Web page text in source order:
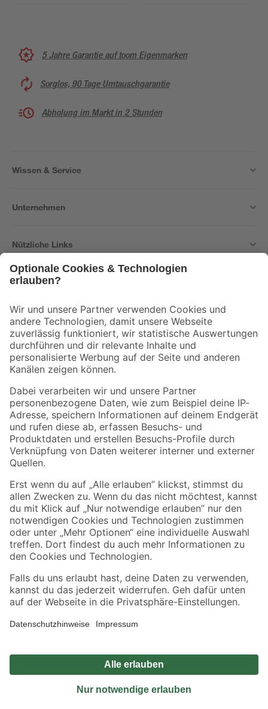
5 Jahre Garantie auf toom Eigenmarken
Sorglos, 90 Tage Umtauschgarantie
Abholung im Markt in 2 Stunden
Wissen & Service
Unternehmen
Nützliche Links
Der toom Newsletter: Keine Angebote und Aktionen mehr verpassen!
Zur Newsletter Anmeldung
Folge uns
Zahlungsarten Versandarten
Sicher einkaufen
Jetzt die toom-App herunterladen
Alle Preisangaben in EUR inkl. gesetzl. MwSt.. Die dargestellten Angebote sind unter
Umständen nicht in allen Märkten verfügbar. Die angegebenen Verfügbarkeiten beziehen
Produkte nur solange der Vorrat reicht.
*Paketversand ab 59 € versandkostenfrei, gilt nicht für Artikel mit Speditionsversand, hier
Privatsphäre Impressum
Nutzungsbedingungen
Widerrufsrecht
Vertrag widerrufen